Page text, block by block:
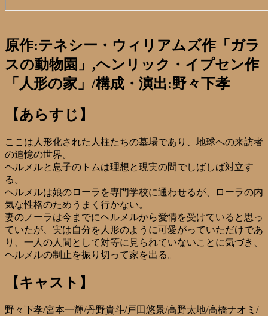
原作:テネシー・ウィリアムズ作「ガラ
スの動物園」,ヘンリック・イプセン作
「人形の家」/構成・演出:野々下孝
【あらすじ】
ここは人形化された人柱たちの墓場であり、地球への来訪者
の追憶の世界。
ヘルメルと息子のトムは理想と現実の間でしばしば対立す
る。
ヘルメルは娘のローラを専門学校に通わせるが、ローラの内
気な性格のためうまく行かない。
妻のノーラは今までにヘルメルから愛情を受けていると思っ
ていたが、実は自分を人形のように可愛がっていただけであ
り、一人の人間として対等に見られていないことに気づき、
ヘルメルの制止を振り切って家を出る。
【キャスト】
野々下孝/宮本一輝/丹野貴斗/戸田悠景/高野太地/高橋ナオミ/